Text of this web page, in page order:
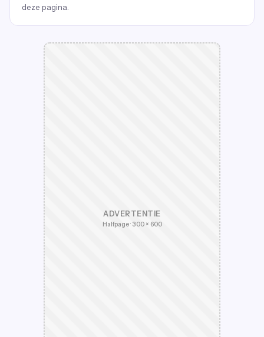
deze pagina.
ADVERTENTIE
Halfpage · 300 × 600